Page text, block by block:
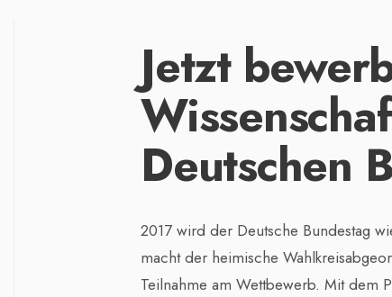
Jetzt
Deutschen
2017 wird der Deutsche Bundestag
macht der heimische
Teilnahme am Wettbewerb. Mit dem